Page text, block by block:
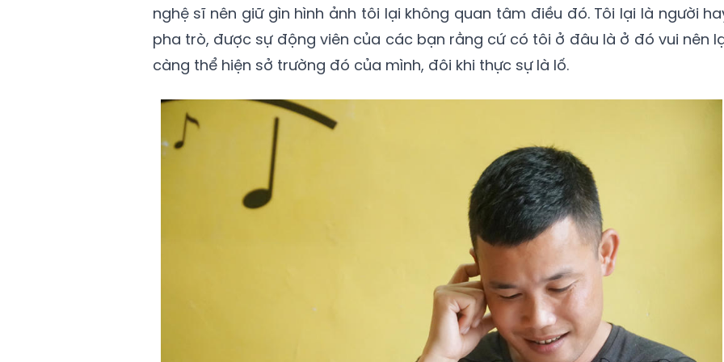
nghệ sĩ nên giữ gìn hình ảnh tôi lại không quan tâm điều đó. Tôi lại là người
pha trò, được sự động viên của các bạn rằng cứ có tôi ở đâu là ở đó vui nên
càng thể hiện sở trường đó của mình, đôi khi thực sự là lố.